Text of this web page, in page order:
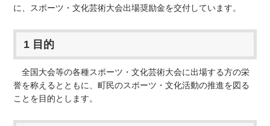
に、スポーツ・文化芸術大会出場奨励金を交付しています。
1 目的
全国大会等の各種スポーツ・文化芸術大会に出場する方の栄
誉を称えるとともに、町民のスポーツ・文化活動の推進を図る
ことを目的とします。